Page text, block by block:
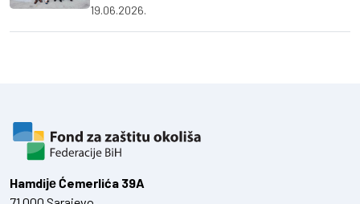
19.06.2026.
Hamdiје Ćemerlića 39A